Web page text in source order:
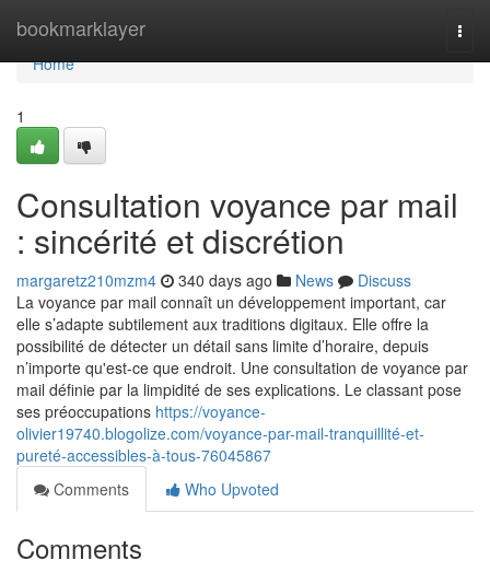
bookmarklayer
Home
Home
1
Consultation voyance par mail
: sincérité et discrétion
margaretz210mzm4 340 days ago News
Discuss
La voyance par mail connaît un développement important, car
elle s’adapte subtilement aux traditions digitaux. Elle offre la
possibilité de détecter un détail sans limite d’horaire, depuis
n’importe qu'est-ce que endroit. Une consultation de voyance par
mail définie par la limpidité de ses explications. Le classant pose
ses préoccupations https://voyance-
olivier19740.blogolize.com/voyance-par-mail-tranquillité-et-
pureté-accessibles-à-tous-76045867
Comments
Who Upvoted
Comments